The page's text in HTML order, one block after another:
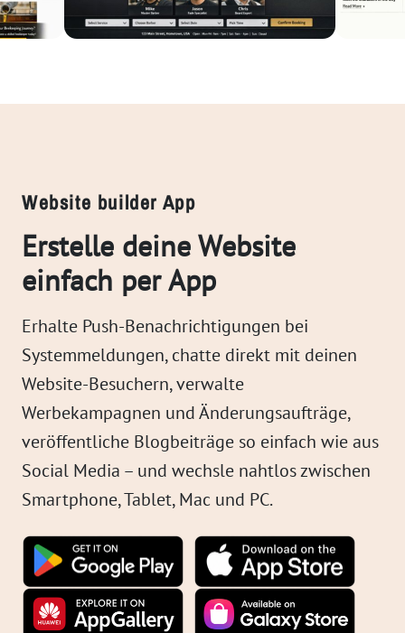
Website builder App
Erstelle deine Website
einfach per App
Erhalte Push-Benachrichtigungen bei
Systemmeldungen, chatte direkt mit deinen
Website-Besuchern, verwalte
Werbekampagnen und Änderungsaufträge,
veröffentliche Blogbeiträge so einfach wie aus
Social Media – und wechsle nahtlos zwischen
Smartphone, Tablet, Mac und PC.